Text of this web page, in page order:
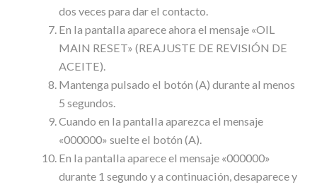
dos veces para dar el contacto.
En la pantalla aparece ahora el mensaje «OIL
MAIN RESET» (REAJUSTE DE REVISIÓN DE
ACEITE).
Mantenga pulsado el botón (A) durante al menos
5 segundos.
Cuando en la pantalla aparezca el mensaje
«000000» suelte el botón (A).
En la pantalla aparece el mensaje «000000»
durante 1 segundo y a continuación, desaparece y